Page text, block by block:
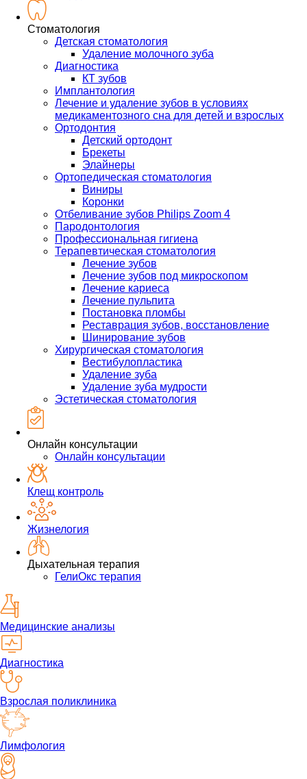
Стоматология
Детская стоматология
Удаление молочного зуба
Диагностика
КТ зубов
Имплантология
Лечение и удаление зубов в условиях
медикаментозного сна для детей и взрослых
Ортодонтия
Детский ортодонт
Брекеты
Элайнеры
Ортопедическая стоматология
Виниры
Коронки
Отбеливание зубов Philips Zoom 4
Пародонтология
Профессиональная гигиена
Терапевтическая стоматология
Лечение зубов
Лечение зубов под микроскопом
Лечение кариеса
Лечение пульпита
Постановка пломбы
Реставрация зубов, восстановление
Шинирование зубов
Хирургическая стоматология
Вестибулопластика
Удаление зуба
Удаление зуба мудрости
Эстетическая стоматология
Онлайн консультации
Онлайн консультации
Клещ контроль
Жизнелогия
Дыхательная терапия
ГелиОкс терапия
Медицинские анализы
Диагностика
Взрослая поликлиника
Лимфология